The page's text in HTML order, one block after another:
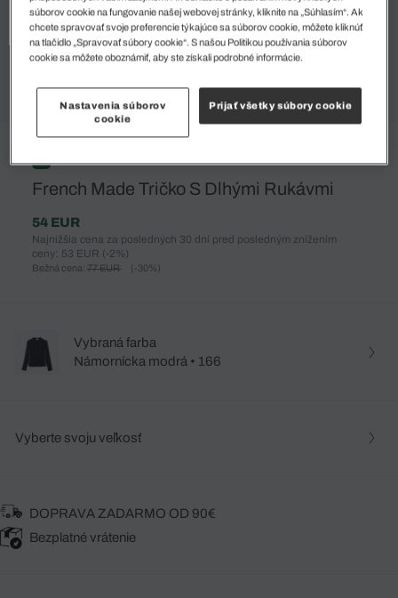
%
French Made Tričko S Dlhými Rukávmi
54 EUR
Najnižšia cena za posledných 30 dní pred posledným znížením
ceny: 53 EUR (-2%)
Bežná cena: 77 EUR (-30%)
Vybraná farba
Námornícka modrá • 166
Vyberte svoju veľkosť
DOPRAVA ZADARMO OD 90€
Bezplatné vrátenie
súborov cookie na fungovanie našej webovej stránky, kliknite na „Súhlasím“. Ak
chcete spravovať svoje preferencie týkajúce sa súborov cookie, môžete kliknúť
na tlačidlo „Spravovať súbory cookie“. S našou Politikou používania súborov
cookie sa môžete oboznámiť, aby ste získali podrobné informácie.
Nastavenia súborov
cookie
Prijať všetky súbory cookie